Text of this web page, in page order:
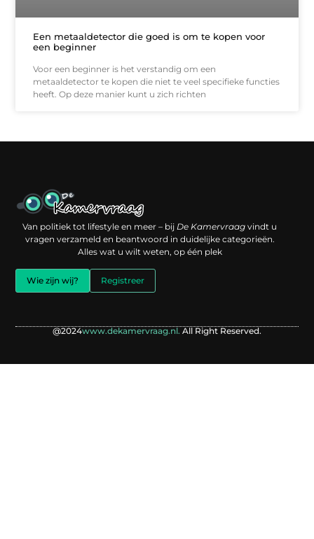
Een metaaldetector die goed is om te kopen voor
een beginner
Voor een beginner is het verstandig om een
metaaldetector te kopen die niet te veel specifieke functies
heeft. Op deze manier kunt u zich richten
Van politiek tot lifestyle en meer – bijDe Kamervraag vindt u
vragen verzameld en beantwoord in duidelijke categorieën.
Alles wat u wilt weten, op één plek
Wie zijn wij? Registreer
@2024www.dekamervraag.nl. All Right Reserved.